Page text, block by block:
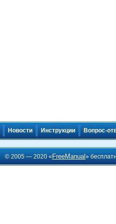
Новости Инструкции Вопрос-
© 2005 — 2020 « FreeManual»